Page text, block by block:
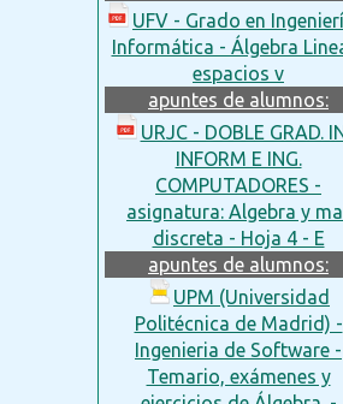
UFV - Grado en
Informática - Álgebra
espacios v
apuntes de alumnos:
URJC - DOBLE GRAD.
INFORM E ING.
COMPUTADORES -
asignatura: Algebra y
discreta - Hoja 4 - E
apuntes de alumnos:
UPM (Universidad
Politécnica de Madrid) -
Ingenieria de Software -
Temario, exámenes y